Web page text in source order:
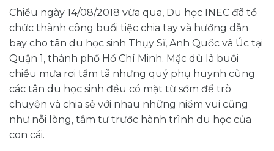
Chiều ngày 14/08/2018 vừa qua, Du học INEC đã tổ
chức thành công buổi tiệc chia tay và hướng dẫn
bay cho tân du học sinh Thụy Sĩ, Anh Quốc và Úc tại
Quận 1, thành phố Hồ Chí Minh. Mặc dù là buổi
chiều mưa rơi tầm tã nhưng quý phụ huynh cùng
các tân du học sinh đều có mặt từ sớm để trò
chuyện và chia sẻ với nhau những niềm vui cũng
như nỗi lòng, tâm tư trước hành trình du học của
con cái.